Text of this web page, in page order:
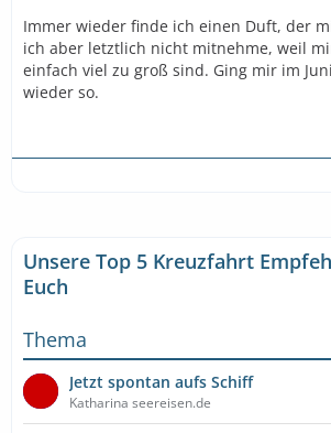
Immer wieder finde ich einen Duft, der
ich aber letztlich nicht mitnehme, weil
einfach viel zu groß sind. Ging mir im
wieder so.
Unsere Top 5 Kreuzfahrt
Euch
Thema
Jetzt spontan aufs Schiff
Katharina seereisen.de